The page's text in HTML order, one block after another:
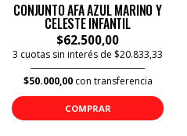
CONJUNTO AFA AZUL MARINO Y
CELESTE INFANTIL
$62.500,00
3 cuotas sin interés de $20.833,33
$50.000,00con transferencia
COMPRAR